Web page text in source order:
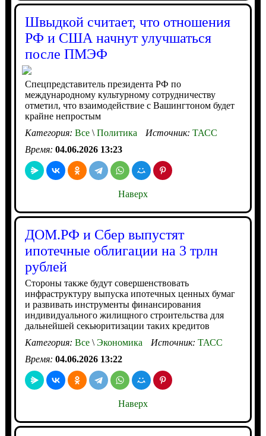
Швыдкой считает, что отношения
РФ и США начнут улучшаться
после ПМЭФ
Спецпредставитель президента РФ по
международному культурному сотрудничеству
отметил, что взаимодействие с Вашингтоном будет
крайне непростым
Категория: Все\Политика Источник: ТАСС
Время: 04.06.2026 13:23
Наверх
ДОМ.РФ и Сбер выпустят
ипотечные облигации на 3 трлн
рублей
Стороны также будут совершенствовать
инфраструктуру выпуска ипотечных ценных бумаг
и развивать инструменты финансирования
индивидуального жилищного строительства для
дальнейшей секьюритизации таких кредитов
Категория: Все\Экономика Источник: ТАСС
Время: 04.06.2026 13:22
Наверх